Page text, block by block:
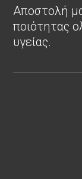
Αποστολή
ποιότητας
υγείας.